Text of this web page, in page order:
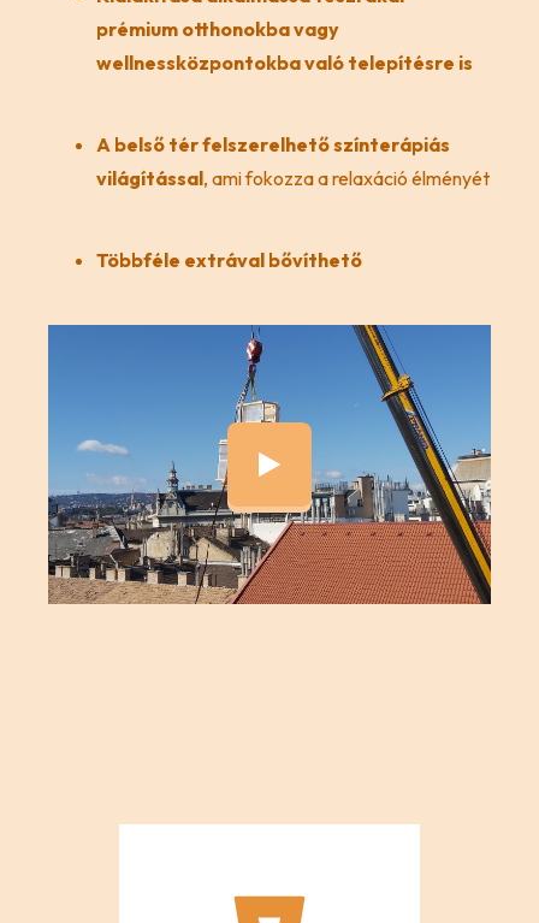
prémium otthonokba vagy
wellnessközpontokba való telepítésre is
A belső tér felszerelhető színterápiás
világítással, ami fokozza a relaxáció élményét
Többféle extrával bővíthető